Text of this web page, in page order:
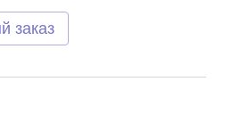
заказ